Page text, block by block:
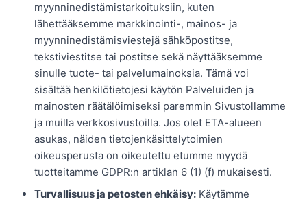
myynninedistämistarkoituksiin, kuten
lähettääksemme markkinointi-, mainos- ja
myynninedistämisviestejä sähköpostitse,
tekstiviestitse tai postitse sekä näyttääksemme
sinulle tuote- tai palvelumainoksia. Tämä voi
sisältää henkilötietojesi käytön Palveluiden ja
mainosten räätälöimiseksi paremmin Sivustollamme
ja muilla verkkosivustoilla. Jos olet ETA-alueen
asukas, näiden tietojenkäsittelytoimien
oikeusperusta on oikeutettu etumme myydä
tuotteitamme GDPR:n artiklan 6 (1) (f) mukaisesti.
Turvallisuus ja petosten ehkäisy: Käytämme